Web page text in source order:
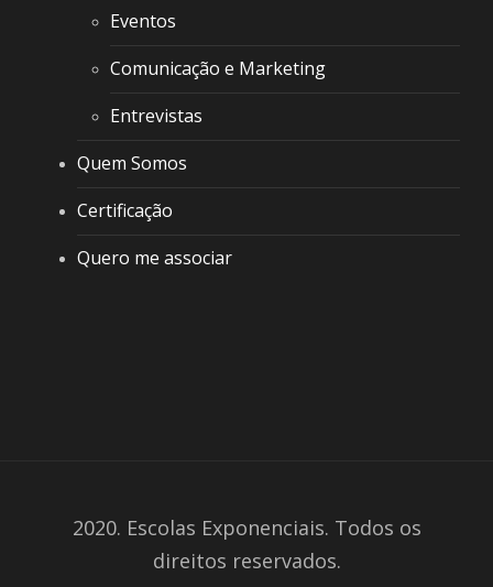
Eventos
Comunicação e Marketing
Entrevistas
Quem Somos
Certificação
Quero me associar
2020. Escolas Exponenciais. Todos os
direitos reservados.